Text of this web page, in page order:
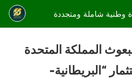
المملكة المتحدة
“البريطانية-